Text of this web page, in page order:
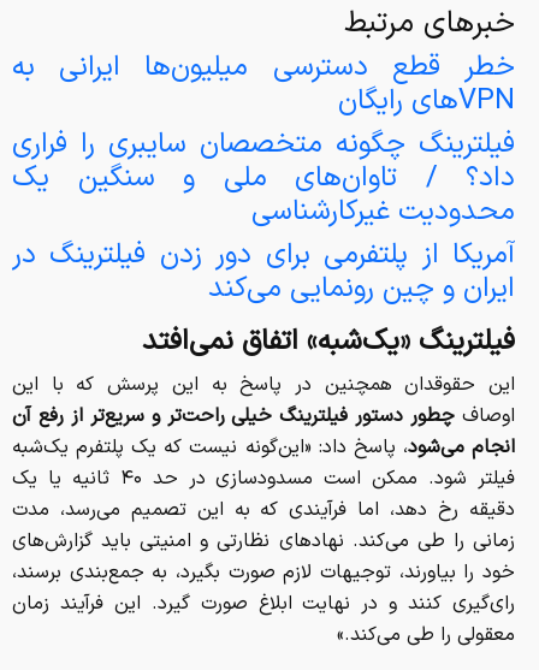
خبرهای مرتبط
خطر قطع دسترسی میلیون‌ها ایرانی به
VPNهای رایگان
فیلترینگ چگونه متخصصان سایبری را فراری
داد؟ / تاوان‌های ملی و سنگین یک
محدودیت غیرکارشناسی
آمریکا از پلتفرمی برای دور زدن فیلترینگ در
ایران و چین رونمایی می‌کند
فیلترینگ «یک‌شبه» اتفاق نمی‌افتد
این حقوقدان همچنین در پاسخ به این پرسش که با این
اوصاف چطور دستور فیلترینگ خیلی راحت‌تر و سریع‌تر از رفع آن
انجام می‌شود، پاسخ داد: «این‌گونه نیست که یک پلتفرم یک‌شبه
فیلتر شود. ممکن است مسدودسازی در حد ۴۰ ثانیه یا یک
دقیقه رخ دهد، اما فرآیندی که به این تصمیم می‌رسد، مدت
زمانی را طی می‌کند. نهادهای نظارتی و امنیتی باید گزارش‌های
خود را بیاورند، توجیهات لازم صورت بگیرد، به جمع‌بندی برسند،
رای‌گیری کنند و در نهایت ابلاغ صورت گیرد. این فرآیند زمان
معقولی را طی می‌کند.»